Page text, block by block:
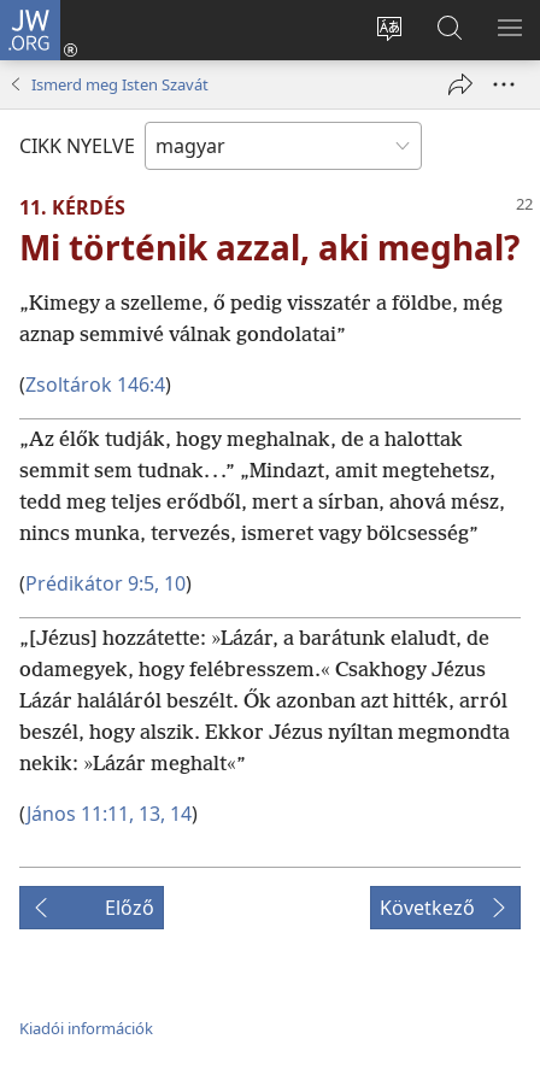
JW.ORG
Oldal
nyelvének
megváltoztatása
Bejelentkezés
(opens
Keresés
a jw.org
honlapon
Ismerd meg Isten Szavát
CIKK NYELVE
11. KÉRDÉS
Mi történik azzal, aki meghal?
„Kimegy a szelleme, ő pedig visszatér a földbe, még
aznap semmivé válnak gondolatai”
(Zsoltárok 146:4)
„Az élők tudják, hogy meghalnak, de a halottak
semmit sem tudnak. . .” „Mindazt, amit megtehetsz,
tedd meg teljes erődből, mert a sírban, ahová mész,
nincs munka, tervezés, ismeret vagy bölcsesség”
(Prédikátor 9:5, 10)
„[Jézus] hozzátette: »Lázár, a barátunk elaludt, de
odamegyek, hogy felébresszem.« Csakhogy Jézus
Lázár haláláról beszélt. Ők azonban azt hitték, arról
beszél, hogy alszik. Ekkor Jézus nyíltan megmondta
nekik: »Lázár meghalt«”
(János 11:11, 13, 14)
Előző Következő
Kiadói információk